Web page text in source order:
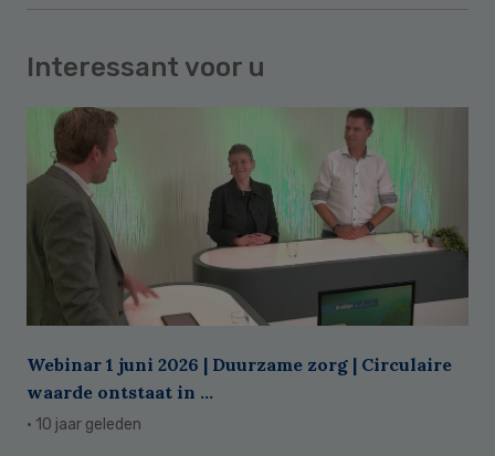
Interessant voor u
Webinar 1 juni 2026 | Duurzame zorg | Circulaire
waarde ontstaat in ...
· 10 jaar geleden